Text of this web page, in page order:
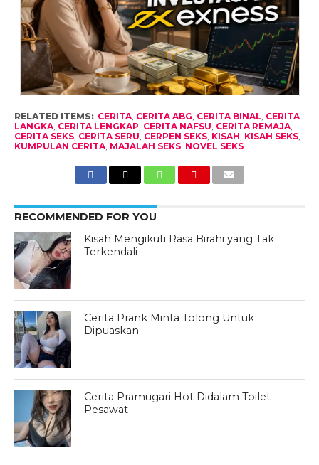
RELATED ITEMS: CERITA, CERITA ABG, CERITA BINAL, CERITA
LANGKA, CERITA LENGKAP, CERITA NAFSU, CERITA REMAJA,
CERITA SEKS, CERITA SERU, CERPEN SEKS, KISAH, KISAH SEKS,
KUMPULAN CERITA, MAJALAH SEKS, NOVEL SEKS
RECOMMENDED FOR YOU
Kisah Mengikuti Rasa Birahi yang Tak
Terkendali
Cerita Prank Minta Tolong Untuk
Dipuaskan
Cerita Pramugari Hot Didalam Toilet
Pesawat